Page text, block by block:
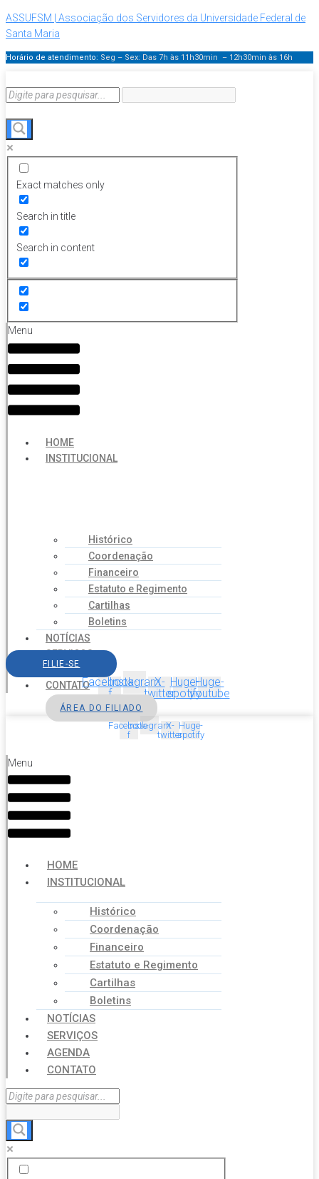
ASSUFSM | Associação dos Servidores da Universidade Federal de
Santa Maria
Horário de atendimento: Seg – Sex: Das 7h às 11h30min – 12h30min às 16h
Exact matches only
Search in title
Search in content
Menu
HOME
INSTITUCIONAL
Histórico
Coordenação
Financeiro
Estatuto e Regimento
Cartilhas
Boletins
NOTÍCIAS
SERVIÇOS
AGENDA
CONTATO
FILIE-SE
Facebook-
f
InstagramX-
twitter
Huge-
spotify
Huge-
youtube
ÁREA DO FILIADO
Facebook-
f
InstagramX-
twitter
Huge-
spotify
Menu
HOME
INSTITUCIONAL
Histórico
Coordenação
Financeiro
Estatuto e Regimento
Cartilhas
Boletins
NOTÍCIAS
SERVIÇOS
AGENDA
CONTATO